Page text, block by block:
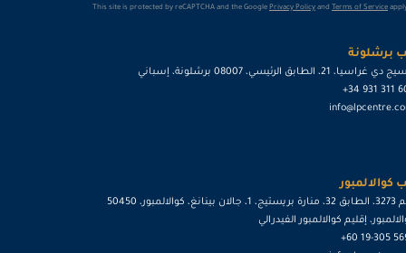
باريس التفاصيل
This site is protected by reCAPTCHA and the Google Privacy Policy and Terms of Service
برشلونة
غراسيا، 21، الطابق الرئيسي، 08007 برشلونة، إسباني
+34 931 311
كوالالمبور
رقم 3273، الطابق 32، منارة بريستيج، 1، جالان بينانغ، كوالالمبور، 50450
إقليم كوالالمبور الفيدرالي
+60 19-305